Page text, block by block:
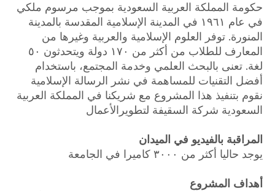
حكومة المملكة العربية السعودية بموجب مرسوم ملكي
في عام ١٩٦١ في المدينة الإسلامية المقدسة بالمدينة
المنورة. توفر العلوم الإسلامية والعربية وغيرها من
المعارف للطلاب من أكثر من ١٧٠ دولة ويتحدثون ٥٠
لغة. تعنى بالبحث العلمي وخدمة المجتمع، باستخدام
أفضل التقنيات للمساهمة في نشر الرسالة الإسلامية
نقوم بتنفيذ هذا المشروع مع شريكنا في المملكة العربية
السعودية شركة السقيفة لتطويرالأعمال
المراقبة بالفيديو في الميدان
يوجد حاليا أكثر من ٣٠٠٠ كاميرا في الجامعة
أهداف المشروع